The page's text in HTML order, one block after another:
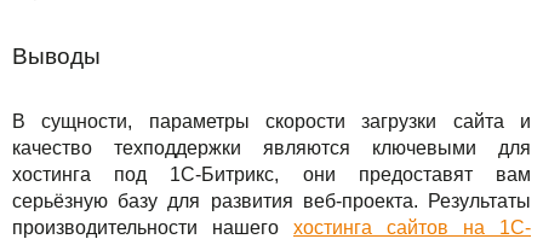
Выводы
В сущности, параметры скорости загрузки сайта и
качество техподдержки являются ключевыми для
хостинга под 1С-Битрикс, они предоставят вам
серьёзную базу для развития веб-проекта. Результаты
производительности нашего хостинга сайтов на 1С-